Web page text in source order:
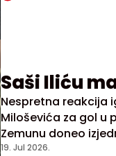
Saši Iliću
Nespretna reakcija
Miloševića za gol u
Zemunu doneo
19. Jul 2026.